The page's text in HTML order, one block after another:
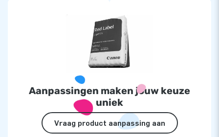
Aanpassingen maken jouw keuze
uniek
Vraag product aanpassing aan